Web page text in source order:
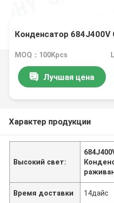
Конденсатор 684J400V
MOQ：100Kpcs
Лучшая цена
Характер продукции
Высокий свет:
Время доставки 14дайс